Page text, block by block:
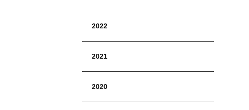
2022
2021
2020